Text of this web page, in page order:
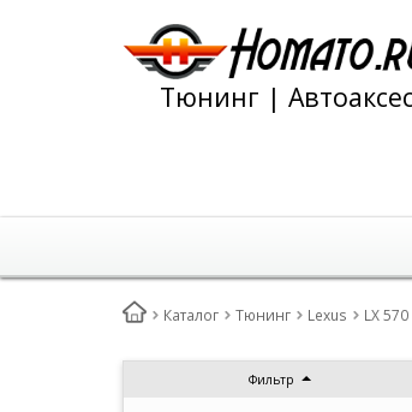
Тюнинг |
Каталог Тюнинг Lexus LX
Фильтр